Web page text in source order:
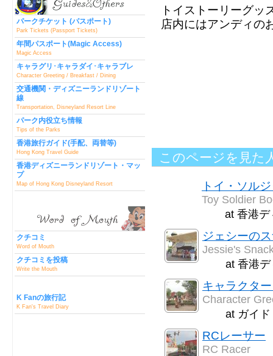
パークチケット (パスポート)
Park Tickets (Passport Tickets)
年間パスポート(Magic Access)
Magic Access
キャラグリ･キャラダイ･キャラブレ
Character Greeting / Breakfast / Dining
交通機関・ディズニーランドリゾート
線
Transportation, Disneyland Resort Line
パーク内役立ち情報
Tips of the Parks
香港旅行ガイド(手配、両替等)
Hong Kong Travel Guide
香港ディズニーランドリゾート・マッ
プ
Map of Hong Kong Disneyland Resort
クチコミ
Word of Mouth
クチコミを投稿
Write the Mouth
K Fanの旅行記
K Fan's Travel Diary
トイストーリーグッ
店内にはアンディの
このページを見た
トイ・ソル
Toy Soldier
at 香港デ
ジェシーの
Jessie's
at 香港
キャラクタ
Character
at ガイ
RCレーサー
RC Racer